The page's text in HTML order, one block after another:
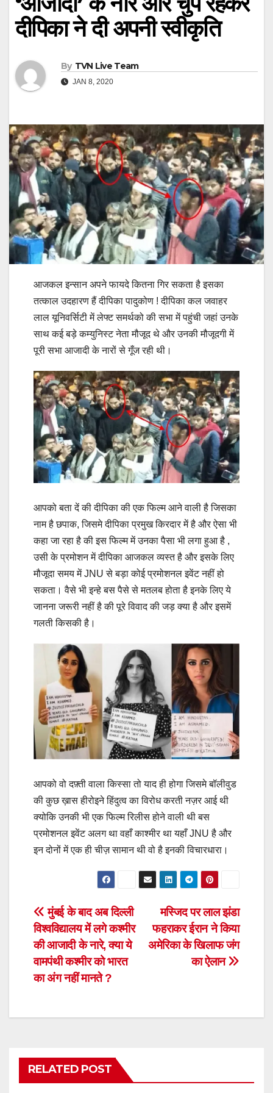
दीपिका ने दी अपनी स्वीकृति
By TVN Live Team
JAN 8, 2020
आजकल इन्सान अपने फायदे कितना गिर सकता है इसका
तत्काल उदहारण हैं दीपिका पादुकोण ! दीपिका कल जवाहर
लाल यूनिवर्सिटी में लेफ्ट समर्थको की सभा में पहुंची जहां उनके
साथ कई बड़े कम्युनिस्ट नेता मौजूद थे और उनकी मौजूदगी में
पूरी सभा आजादी के नारों से गूँज रही थी।
आपको बता दें की दीपिका की एक फिल्म आने वाली है जिसका
नाम है छपाक, जिसमे दीपिका प्रमुख किरदार में है और ऐसा भी
कहा जा रहा है की इस फिल्म में उनका पैसा भी लगा हुआ है ,
उसी के प्रमोशन में दीपिका आजकल व्यस्त है और इसके लिए
मौजूदा समय में JNU से बड़ा कोई प्रमोशनल इवेंट नहीं हो
सकता। वैसे भी इन्हे बस पैसे से मतलब होता है इनके लिए ये
जानना जरूरी नहीं है की पूरे विवाद की जड़ क्या है और इसमें
गलती किसकी है।
आपको वो दफ़्ती वाला किस्सा तो याद ही होगा जिसमे बॉलीवुड
की कुछ ख़ास हीरोइने हिंदुत्व का विरोध करती नज़र आई थी
क्योकि उनकी भी एक फिल्म रिलीस होने वाली थी बस
प्रमोशनल इवेंट अलग था वहाँ काश्मीर था यहाँ JNU है और
इन दोनों में एक ही चीज़ सामान थी वो है इनकी विचारधारा।
Post
navigation
मस्जिद पर लाल झंडा
फहराकर ईरान ने किया
अमेरिका के खिलाफ जंग
का ऐलान
मुंबई के बाद अब दिल्ली
विश्वविद्यालय में लगे कश्मीर
की आजादी के नारे, क्या ये
वामपंथी कश्मीर को भारत
का अंग नहीं मानते ?
RELATED POST